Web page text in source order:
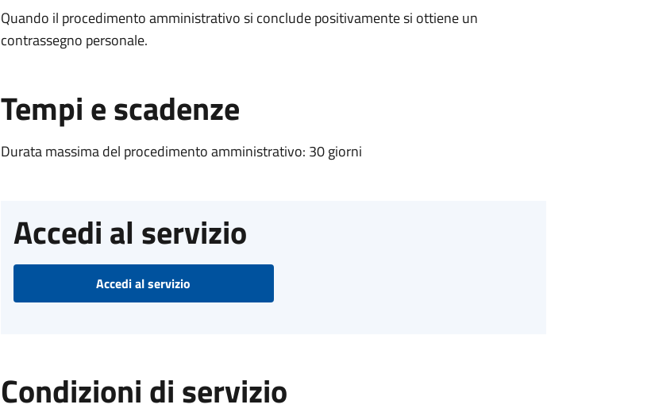
Quando il procedimento amministrativo si conclude positivamente si ottiene un
contrassegno personale.
Tempi e scadenze
Durata massima del procedimento amministrativo: 30 giorni
Accedi al servizio
Accedi al servizio
Condizioni di servizio